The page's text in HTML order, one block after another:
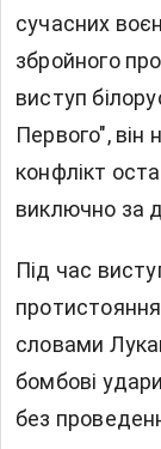
сучасних
збройного
виступ
Первого",
конфлікт
виключно за
Під час
словами
бомбові
без